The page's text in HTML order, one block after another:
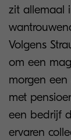
zit allemaal
Volgens
om een
morgen
met
een bedrijf
ervaren